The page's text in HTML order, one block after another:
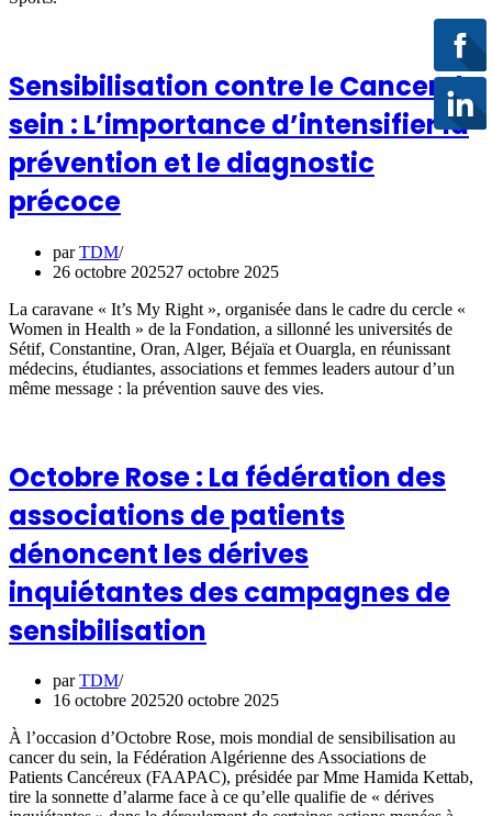
Sensibilisation contre le Cancer du
sein : L’importance d’intensifier la
prévention et le diagnostic
précoce
parTDM
26 octobre 202527 octobre 2025
La caravane « It’s My Right », organisée dans le cadre du cercle «
Women in Health » de la Fondation, a sillonné les universités de
Sétif, Constantine, Oran, Alger, Béjaïa et Ouargla, en réunissant
médecins, étudiantes, associations et femmes leaders autour d’un
même message : la prévention sauve des vies.
Octobre Rose : La fédération des
associations de patients
dénoncent les dérives
inquiétantes des campagnes de
sensibilisation
parTDM
16 octobre 202520 octobre 2025
À l’occasion d’Octobre Rose, mois mondial de sensibilisation au
cancer du sein, la Fédération Algérienne des Associations de
Patients Cancéreux (FAAPAC), présidée par Mme Hamida Kettab,
tire la sonnette d’alarme face à ce qu’elle qualifie de « dérives